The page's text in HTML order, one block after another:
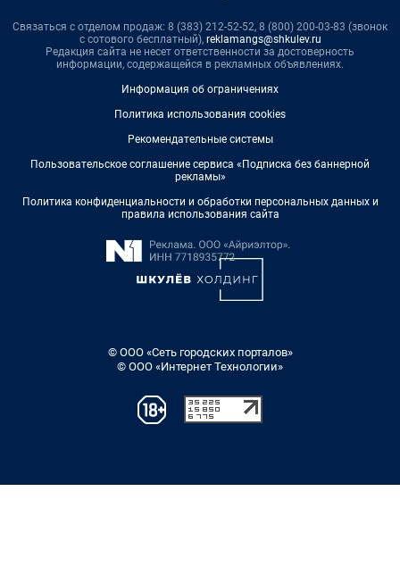
Связаться с отделом продаж: 8 (383) 212-52-52, 8 (800) 200-03-83 (звонок
с сотового бесплатный), reklamangs@shkulev.ru
Редакция сайта не несет ответственности за достоверность
информации, содержащейся в рекламных объявлениях.
Информация об ограничениях
Политика использования cookies
Рекомендательные системы
Пользовательское соглашение сервиса «Подписка без баннерной
рекламы»
Политика конфиденциальности и обработки персональных данных и
правила использования сайта
© ООО «Сеть городских порталов»
© ООО «Интернет Технологии»